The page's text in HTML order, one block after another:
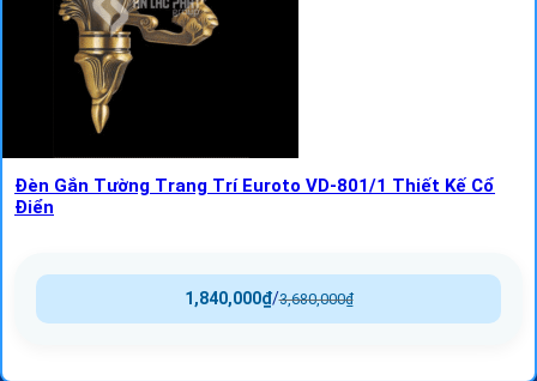
Đèn Gắn Tường Trang Trí Euroto VD-801/1 Thiết Kế Cổ
Điển
3,680,000₫
/
1,840,000₫